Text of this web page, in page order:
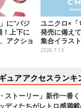
に“パジ
！上下に
アクショ
ユニクロ×「
発売に備え
集合イラス
映画を記念
2026.7.13
ュアアクセスランキ
ストーリー」新作一番
ディたちがレトロ感満